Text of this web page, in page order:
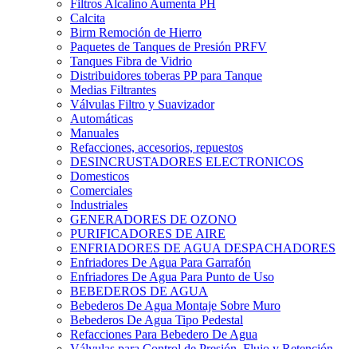
Filtros Alcalino Aumenta PH
Calcita
Birm Remoción de Hierro
Paquetes de Tanques de Presión PRFV
Tanques Fibra de Vidrio
Distribuidores toberas PP para Tanque
Medias Filtrantes
Válvulas Filtro y Suavizador
Automáticas
Manuales
Refacciones, accesorios, repuestos
DESINCRUSTADORES ELECTRONICOS
Domesticos
Comerciales
Industriales
GENERADORES DE OZONO
PURIFICADORES DE AIRE
ENFRIADORES DE AGUA DESPACHADORES
Enfriadores De Agua Para Garrafón
Enfriadores De Agua Para Punto de Uso
BEBEDEROS DE AGUA
Bebederos De Agua Montaje Sobre Muro
Bebederos De Agua Tipo Pedestal
Refacciones Para Bebedero De Agua